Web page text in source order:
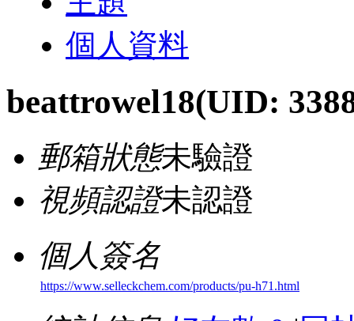
個人資料
beattrowel18(UID:
郵箱狀態未驗證
視頻認證未認證
個人簽名
https://www.selleckchem.com/products/pu-h71.html